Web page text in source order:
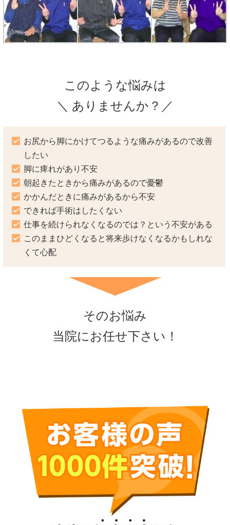
このような悩みは
＼ ありませんか？／
お尻から脚にかけてつるような痛みがあるので改善
したい
脚に痺れがあり不安
朝起きたときから痛みがあるので憂鬱
かかんだときに痛みがあるから不安
できれば手術はしたくない
仕事を続けられなくなるのでは？という不安がある
このままひどくなると将来歩けなくなるかもしれな
くて心配
そのお悩み
当院にお任せ下さい！